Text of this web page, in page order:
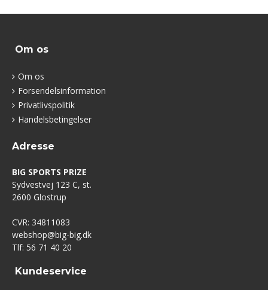
Om os
Om os
Forsendelsinformation
Privatlivspolitik
Handelsbetingelser
Adresse
BIG SPORTS PRIZE
Sydvestvej 123 C, st.
2600 Glostrup
CVR: 34811083
webshop@big-big.dk
Tlf: 56 71 40 20
Kundeservice